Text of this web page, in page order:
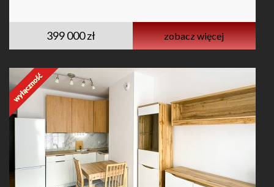
399 000 zł zobacz więcej